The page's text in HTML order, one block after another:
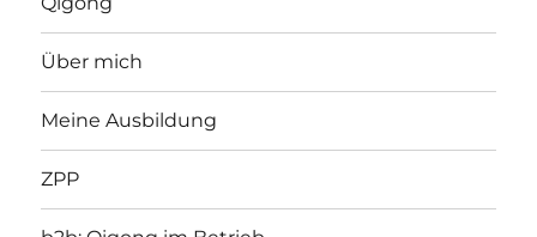
Über mich
Meine Ausbildung
ZPP